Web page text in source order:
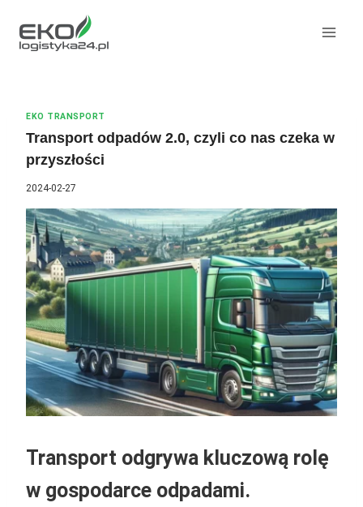
treści
EKO TRANSPORT
Transport odpadów 2.0, czyli co nas czeka w
przyszłości
2024-02-27
Transport odgrywa kluczową rolę
w gospodarce odpadami.